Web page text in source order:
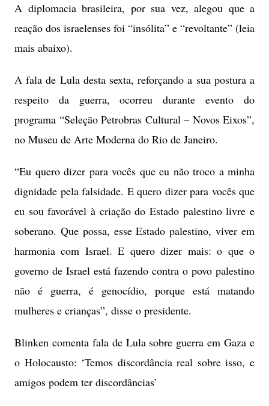
A diplomacia brasileira, por sua vez, alegou que a
reação dos israelenses foi “insólita” e “revoltante” (leia
mais abaixo).
A fala de Lula desta sexta, reforçando a sua postura a
respeito da guerra, ocorreu durante evento do
programa “Seleção Petrobras Cultural – Novos Eixos”,
no Museu de Arte Moderna do Rio de Janeiro.
“Eu quero dizer para vocês que eu não troco a minha
dignidade pela falsidade. E quero dizer para vocês que
eu sou favorável à criação do Estado palestino livre e
soberano. Que possa, esse Estado palestino, viver em
harmonia com Israel. E quero dizer mais: o que o
governo de Israel está fazendo contra o povo palestino
não é guerra, é genocídio, porque está matando
mulheres e crianças”, disse o presidente.
Blinken comenta fala de Lula sobre guerra em Gaza e
o Holocausto: ‘Temos discordância real sobre isso, e
amigos podem ter discordâncias’